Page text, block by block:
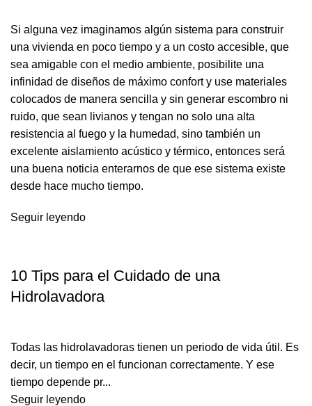
Si alguna vez imaginamos algún sistema para construir
una vivienda en poco tiempo y a un costo accesible, que
sea amigable con el medio ambiente, posibilite una
infinidad de diseños de máximo confort y use materiales
colocados de manera sencilla y sin generar escombro ni
ruido, que sean livianos y tengan no solo una alta
resistencia al fuego y la humedad, sino también un
excelente aislamiento acústico y térmico, entonces será
una buena noticia enterarnos de que ese sistema existe
desde hace mucho tiempo.
Seguir leyendo
10 Tips para el Cuidado de una
Hidrolavadora
Todas las hidrolavadoras tienen un periodo de vida útil. Es
decir, un tiempo en el funcionan correctamente. Y ese
tiempo depende pr...
Seguir leyendo